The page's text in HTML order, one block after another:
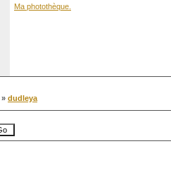
Ma photothèque.
» dudleya